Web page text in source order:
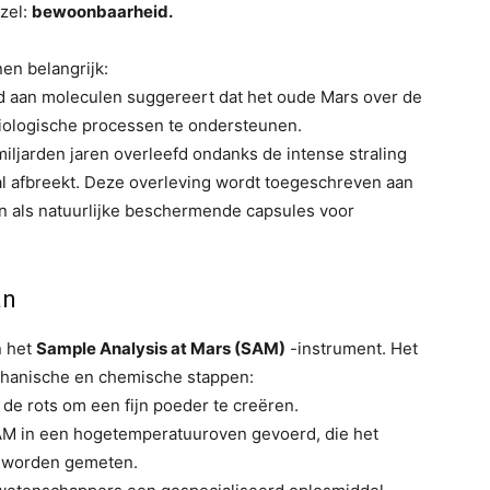
bewoonbaarheid.
belangrijk:
moleculen suggereert dat het oude Mars over de
processen te ondersteunen.
jaren overleefd ondanks de intense straling
afbreekt. Deze overleving wordt toegeschreven aan
als natuurlijke beschermende capsules voor
het Sample Analysis at Mars (SAM) -instrument. Het
en chemische stappen:
rots om een fijn poeder te creëren.
in een hogetemperatuuroven gevoerd, die het
gemeten.